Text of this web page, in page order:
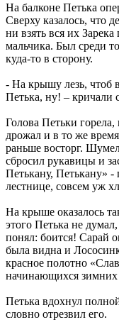
На балконе Петька
Сверху казалось, что
ни взять вся их
мальчика. Был среди
куда-то в сторону.
- На крышу лезь, чтоб
Петька, ну! – кричали
Голова Петьки
дрожал и в то же
раньше восторг.
сбросил рукавицы и
Петькану, Петькану» -
лестнице, совсем уж
На крыше оказалось
этого Петька не
понял: боится! Сарай
была видна и
красное полотно
начинающихся зимних
Петька вдохнул
словно отрезвил его.